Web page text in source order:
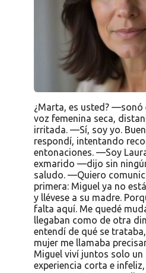
¿Marta, es usted? —sonó
voz femenina seca,
irritada. —Sí, soy yo.
respondí, intentando
entonaciones. —Soy
exmarido —dijo sin
saludo. —Quiero
primera: Miguel ya no
y llévese a su madre.
falta aquí. Me quedé
llegaban como de otra
entendí de qué se
mujer me llamaba
Miguel viví juntos solo un
experiencia corta e